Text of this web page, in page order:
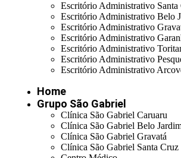
Escritório Administrativo Santa
Escritório Administrativo Belo
Escritório Administrativo
Escritório Administrativo
Escritório Administrativo
Escritório Administrativo
Escritório Administrativo
Home
Grupo São Gabriel
Clínica São Gabriel Caruaru
Clínica São Gabriel Belo
Clínica São Gabriel Gravatá
Clínica São Gabriel Santa